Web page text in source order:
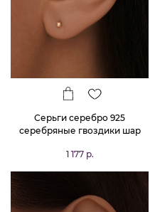
Серьги серебро 925
серебряные гвоздики шар
1 177 р.